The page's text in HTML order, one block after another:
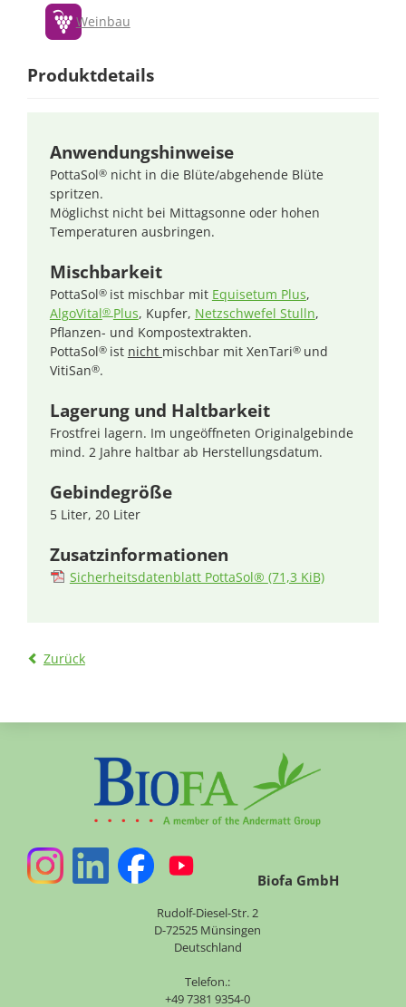
Weinbau
Produktdetails
Anwendungshinweise
PottaSol®nicht in die Blüte/abgehende Blüte
spritzen.
Möglichst nicht bei Mittagsonne oder hohen
Temperaturen ausbringen.
Mischbarkeit
PottaSol® ist mischbar mit Equisetum Plus,
AlgoVital® Plus, Kupfer, Netzschwefel Stulln,
Pflanzen- und Kompostextrakten.
PottaSol® ist nicht mischbar mit XenTari® und
VitiSan®.
Lagerung und Haltbarkeit
Frostfrei lagern. Im ungeöffneten Originalgebinde
mind. 2 Jahre haltbar ab Herstellungsdatum.
Gebindegröße
5 Liter, 20 Liter
Zusatzinformationen
Sicherheitsdatenblatt PottaSol® (71,3 KiB)
Zurück
Biofa GmbH
Rudolf-Diesel-Str. 2
D-72525 Münsingen
Deutschland
Telefon.:
+49 7381 9354-0